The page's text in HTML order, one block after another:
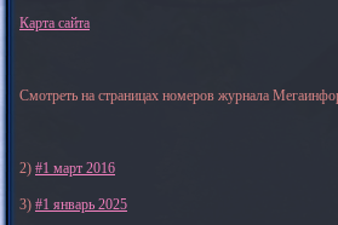
Карта сайта
Смотреть на страницах номеров журнала
2) #1 март 2016
3) #1 январь 2025